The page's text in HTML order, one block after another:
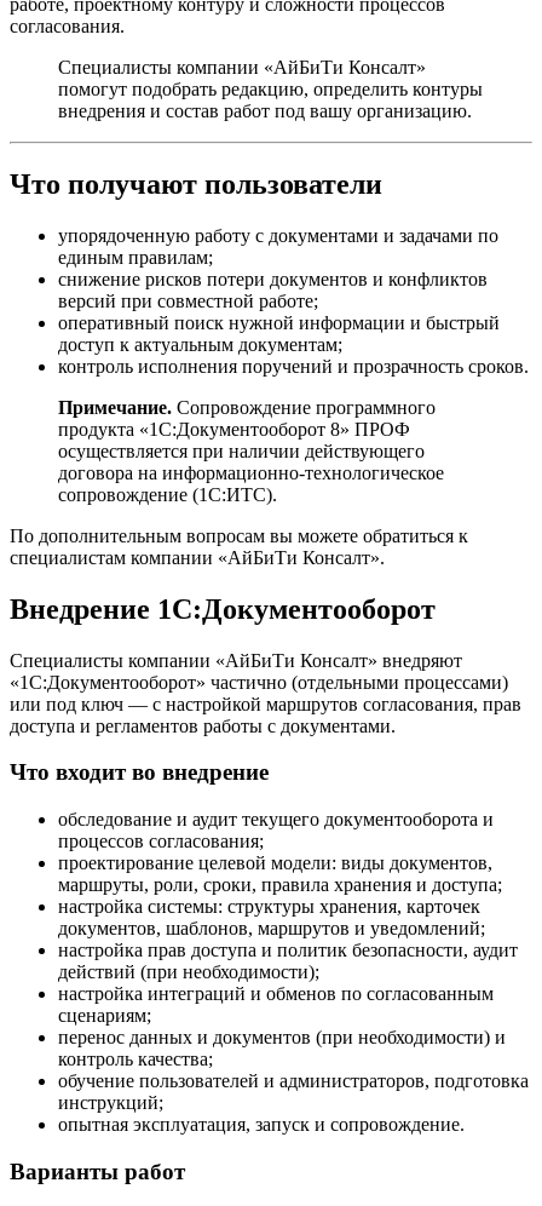
работе, проектному контуру и сложности процессов
согласования.
Специалисты компании «АйБиТи Консалт»
помогут подобрать редакцию, определить контуры
внедрения и состав работ под вашу организацию.
Что получают пользователи
упорядоченную работу с документами и задачами по
единым правилам;
снижение рисков потери документов и конфликтов
версий при совместной работе;
оперативный поиск нужной информации и быстрый
доступ к актуальным документам;
контроль исполнения поручений и прозрачность сроков.
Примечание. Сопровождение программного
продукта «1С:Документооборот 8» ПРОФ
осуществляется при наличии действующего
договора на информационно-технологическое
сопровождение (1С:ИТС).
По дополнительным вопросам вы можете обратиться к
специалистам компании «АйБиТи Консалт».
Внедрение 1С:Документооборот
Специалисты компании «АйБиТи Консалт» внедряют
«1С:Документооборот» частично (отдельными процессами)
или под ключ — с настройкой маршрутов согласования, прав
доступа и регламентов работы с документами.
Что входит во внедрение
обследование и аудит текущего документооборота и
процессов согласования;
проектирование целевой модели: виды документов,
маршруты, роли, сроки, правила хранения и доступа;
настройка системы: структуры хранения, карточек
документов, шаблонов, маршрутов и уведомлений;
настройка прав доступа и политик безопасности, аудит
действий (при необходимости);
настройка интеграций и обменов по согласованным
сценариям;
перенос данных и документов (при необходимости) и
контроль качества;
обучение пользователей и администраторов, подготовка
инструкций;
опытная эксплуатация, запуск и сопровождение.
Варианты работ